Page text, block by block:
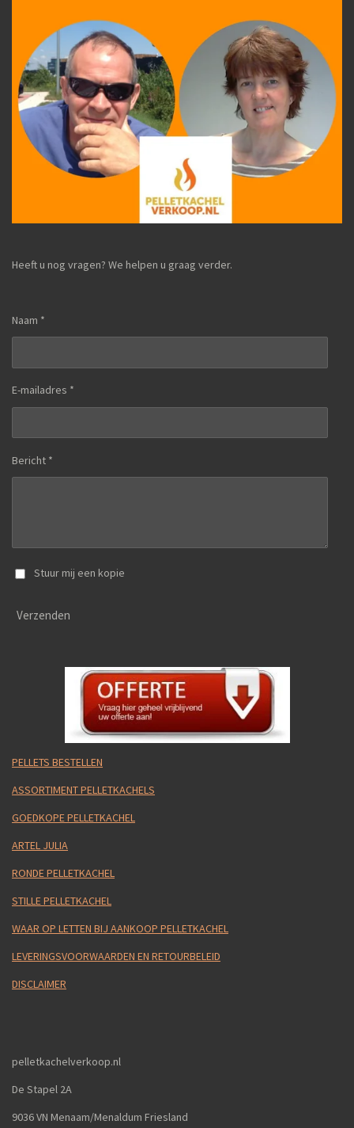
Heeft u nog vragen? We helpen u graag verder.
Naam *
E-mailadres *
Bericht *
Stuur mij een kopie
Verzenden
PELLETS BESTELLEN
ASSORTIMENT PELLETKACHELS
GOEDKOPE PELLETKACHEL
ARTEL JULIA
RONDE PELLETKACHEL
STILLE PELLETKACHEL
WAAR OP LETTEN BIJ AANKOOP PELLETKACHEL
LEVERINGSVOORWAARDEN EN RETOURBELEID
DISCLAIMER
pelletkachelverkoop.nl
De Stapel 2A
9036 VN Menaam/Menaldum Friesland